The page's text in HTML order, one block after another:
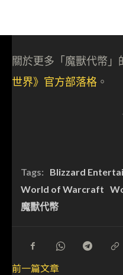
關於更多「魔獸代幣
世界》官方部落格 。
Tags:
Blizzard
World of Warcraft
魔獸代幣
前一篇文章